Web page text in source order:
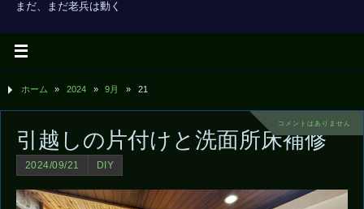
まだ、まだ老兵は動く
ホーム » 2024 » 9月 » 21
コメントはありません
引越しの片付けと洗面所床補修
2024/09/21 DIY